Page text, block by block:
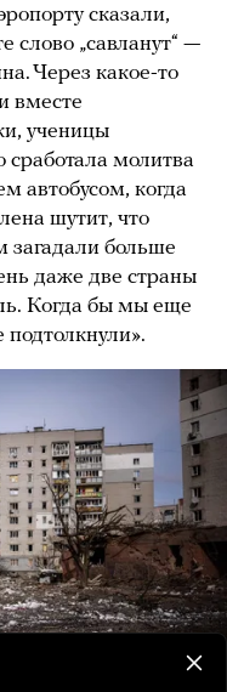
сказали,
слово „савланут“ —
Через какое-то
вместе
ученицы
сработала молитва
автобусом, когда
шутит, что
загадали больше
даже две страны
Когда бы мы еще
подтолкнули».